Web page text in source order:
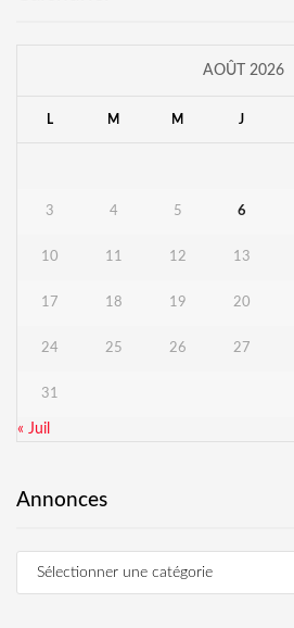
AOÛT 2026
L M M J
3 4 5 6
10 11 12 13
17 18 19 20
24 25 26 27
31
« Juil
Annonces